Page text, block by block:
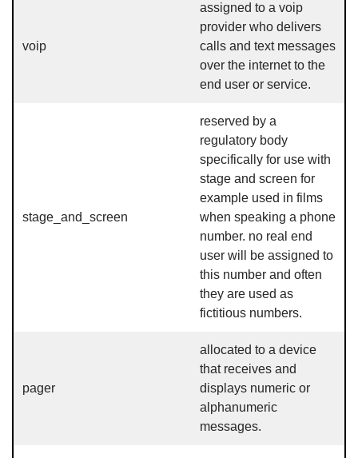
voip
assigned to a voip
provider who delivers
calls and text messages
over the internet to the
end user or service.
stage_and_screen
reserved by a
regulatory body
specifically for use with
stage and screen for
example used in films
when speaking a phone
number. no real end
user will be assigned to
this number and often
they are used as
fictitious numbers.
pager
allocated to a device
that receives and
displays numeric or
alphanumeric
messages.